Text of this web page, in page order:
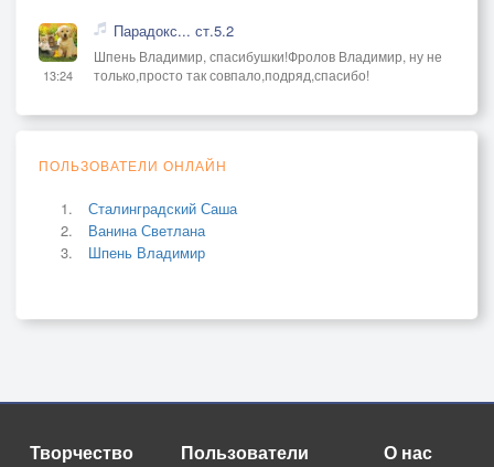
13:24
Парадокс... ст.5.2
Шпень Владимир, спасибушки!Фролов Владимир, ну не
только,просто так совпало,подряд,спасибо!
ПОЛЬЗОВАТЕЛИ ОНЛАЙН
Сталинградский Саша
Ванина Светлана
Шпень Владимир
Творчество Пользователи О нас